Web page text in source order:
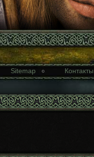
Sitemap Контакты